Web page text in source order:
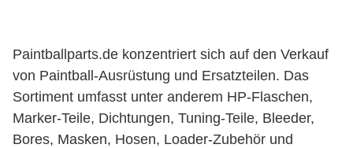
Paintballparts.de konzentriert sich auf den Verkauf
von Paintball-Ausrüstung und Ersatzteilen. Das
Sortiment umfasst unter anderem HP-Flaschen,
Marker-Teile, Dichtungen, Tuning-Teile, Bleeder,
Bores, Masken, Hosen, Loader-Zubehör und